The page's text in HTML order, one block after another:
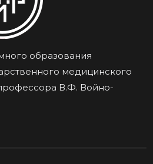
образования
медицинского
В.Ф. Войно-